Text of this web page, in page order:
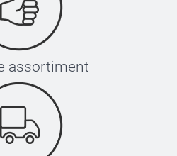
assortiment